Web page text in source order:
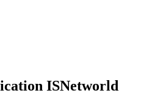
ISNetworld